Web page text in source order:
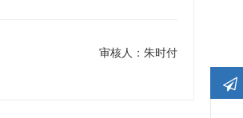
审核人：朱时付